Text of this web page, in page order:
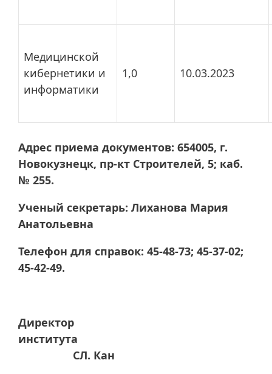
Медицинской
кибернетики и
информатики
1,0 10.03.2023
Адрес приема документов: 654005, г.
Новокузнецк, пр-кт Строителей, 5; каб.
№ 255.
Ученый секретарь: Лиханова Мария
Анатольевна
Телефон для справок: 45-48-73; 45-37-02;
45-42-49.
Директор
института
СЛ. Кан